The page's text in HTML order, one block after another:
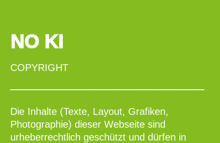
NO KI
COPYRIGHT
Die Inhalte (Texte, Layout, Grafiken,
Photographie) dieser Webseite sind
urheberrechtlich geschützt und dürfen in